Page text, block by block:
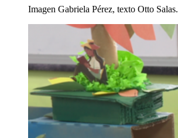
Imagen Gabriela Pérez, texto Otto Salas.